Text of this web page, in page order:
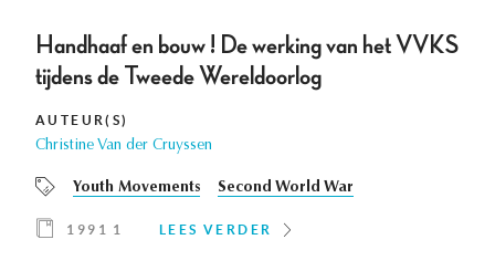
Handhaaf en bouw ! De werking van het VVKS
tijdens de Tweede Wereldoorlog
AUTEUR(S)
Christine Van der Cruyssen
Youth Movements Second World War
1991 1 LEES VERDER